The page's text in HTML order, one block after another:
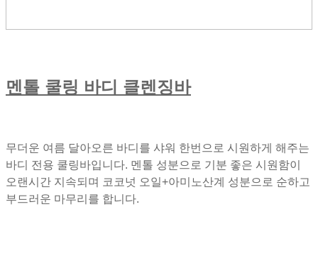
멘톨 쿨링 바디 클렌징바
무더운 여름 달아오른 바디를 샤워 한번으로 시원하게 해주는
바디 전용 쿨링바입니다. 멘톨 성분으로 기분 좋은 시원함이
오랜시간 지속되며 코코넛 오일+아미노산계 성분으로 순하고
부드러운 마무리를 합니다.